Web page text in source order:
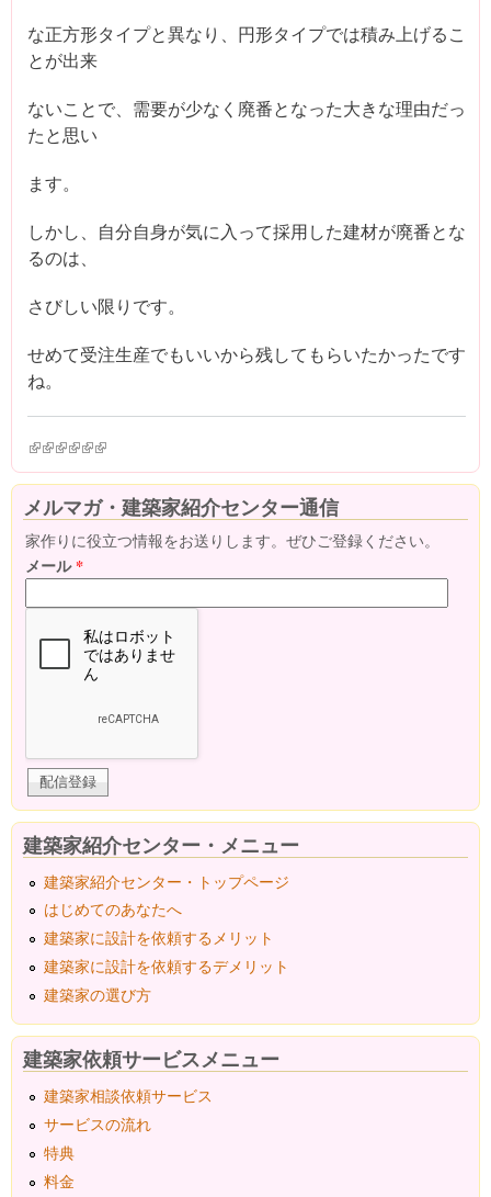
な正方形タイプと異なり、円形タイプでは積み上げるこ
とが出来
ないことで、需要が少なく廃番となった大きな理由だっ
たと思い
ます。
しかし、自分自身が気に入って採用した建材が廃番とな
るのは、
さびしい限りです。
せめて受注生産でもいいから残してもらいたかったです
ね。
(link is external)
(link is external)
(link is external)
(link is external)
(link is external)
(link is external)
メルマガ・建築家紹介センター通信
家作りに役立つ情報をお送りします。ぜひご登録ください。
メール*
建築家紹介センター・メニュー
建築家紹介センター・トップページ
はじめてのあなたへ
建築家に設計を依頼するメリット
建築家に設計を依頼するデメリット
建築家の選び方
建築家依頼サービスメニュー
建築家相談依頼サービス
サービスの流れ
特典
料金